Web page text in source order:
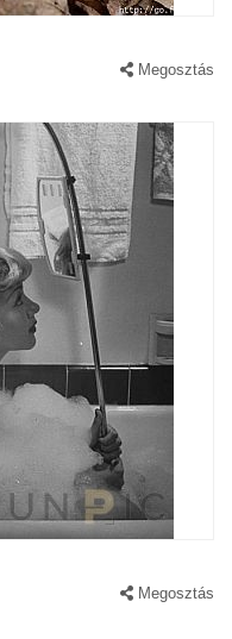
Megosztás
Megosztás